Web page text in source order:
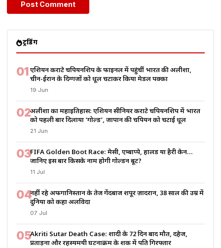
ट्रेंडिंग
01एशियन कराटे चैंपियनशिप के फाइनल में पहुंचीं भारत की अलीशा,
चीन-ईरान के दिग्गजों को धूल चटाकर किया मेडल पक्का
19 Jun
02अलीशा का महाइतिहास: एशियन सीनियर कराटे चैंपियनशिप में भारत
को पहली बार दिलाया ‘गोल्ड’, जापान की चैंपियन को चटाई धूल
21 Jun
03FIFA Golden Boot Race: मेसी, एम्बाप्पे, हालैंड या हैरी केन…
जानिए इस बार किसके नाम होगी गोल्डन बूट?
11 Jul
04नहीं रहे अफगानिस्तान के तेज गेंदबाज शपूर ज़ादरान, 38 साल की उम्र में
दुनिया को कहा अलविदा
07 Jul
05Akriti Sutar Death Case: शादी के 72 दिन बाद मौत, दहेज,
प्रताड़ना और रहस्यमयी घटनाक्रम के शक में पति गिरफ्तार